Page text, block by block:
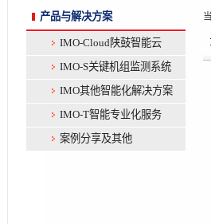
产品与解决方案
IMO-Cloud陕鼓智能云
IMO-S关键机组监测系统
IMO其他智能化解决方案
IMO-T智能专业化服务
案例分享及其他